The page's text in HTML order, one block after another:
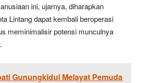
ini, ujarnya, diharapkan
Lintang dapat kembali beroperasi
meminimalisir potensi munculnya
Gunungkidul Melayat Pemuda